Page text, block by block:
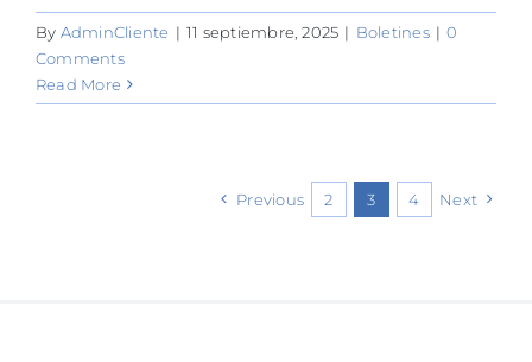
By AdminCliente | 11 septiembre, 2025 | Boletines | 0
Comments
Read More
Previous 2 3 4 Next